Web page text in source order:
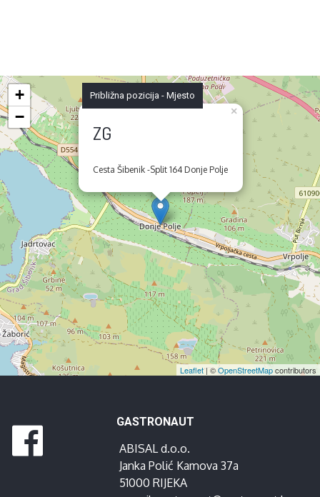
ZG
Cesta Šibenik -Split 164 Donje Polje
×
+
−
Leaflet | ©OpenStreetMapcontributors
Približna pozicija - Mjesto
GASTRONAUT
ABISAL d.o.o.
Janka Polić Kamova 37a
51000 RIJEKA